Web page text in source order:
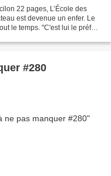
22 pages, L’École des
est devenue un enfer. Le
le temps. "C'est lui le préféré
#280